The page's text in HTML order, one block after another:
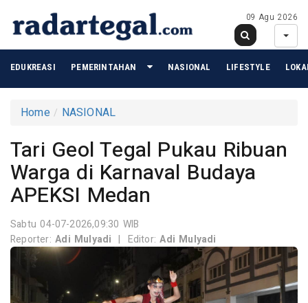
09 Agu 2026
EDUKREASI PEMERINTAHAN NASIONAL LIFESTYLE
Home NASIONAL
Tari Geol Tegal Pukau Ribuan
Warga di Karnaval Budaya
APEKSI Medan
Sabtu 04-07-2026,09:30 WIB
Reporter:Adi Mulyadi | Editor:Adi Mulyadi